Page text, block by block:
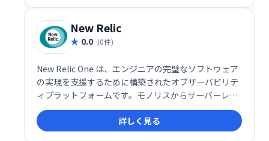
New Relic
0.0 (0件)
New Relic One は、エンジニアの完璧なソフトウェア
の実現を支援するために構築されたオブザーバビリテ
ィプラットフォームです。モノリスからサーバーレス
まで、あらゆるデータを１か所に統合・測定し、ソフ
トウェアスタック全体を分析、トラブルシューティン
グ、最適化することができます。
詳しく見る